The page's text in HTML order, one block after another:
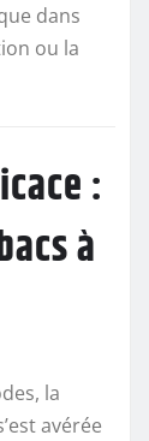
dans
ou la
:
à
la
avérée